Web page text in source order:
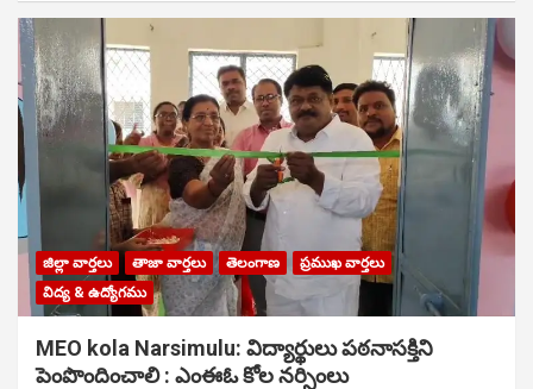
జిల్లా వార్తలు తాజా వార్తలు తెలంగాణ
ప్రముఖ వార్తలు
విద్య & ఉద్యోగము
MEO kola Narsimulu: విద్యార్థులు పఠ‌నాసక్తిని
పెంపొందించాలి : ఎంఈఓ కోల నర్సింలు